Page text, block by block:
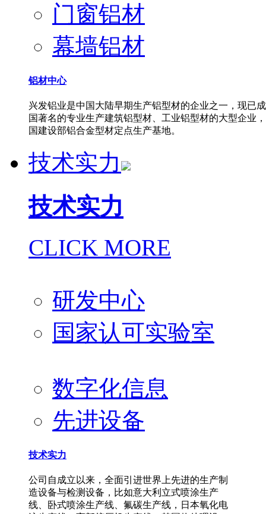
门窗铝材
幕墙铝材
铝材中心
兴发铝业是中国大陆早期生产铝型材的企业之一，现已
国著名的专业生产建筑铝型材、工业铝型材的大型企业
国建设部铝合金型材定点生产基地。
技术实力
技术实力
CLICK MORE
研发中心
国家认可实验室
数字化信息
先进设备
技术实力
公司自成立以来，全面引进世界上先进的生产制
造设备与检测设备，比如意大利立式喷涂生产
线、卧式喷涂生产线、氟碳生产线，日本氧化电